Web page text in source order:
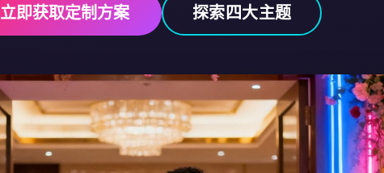
立即获取定制方案 探索四大主题